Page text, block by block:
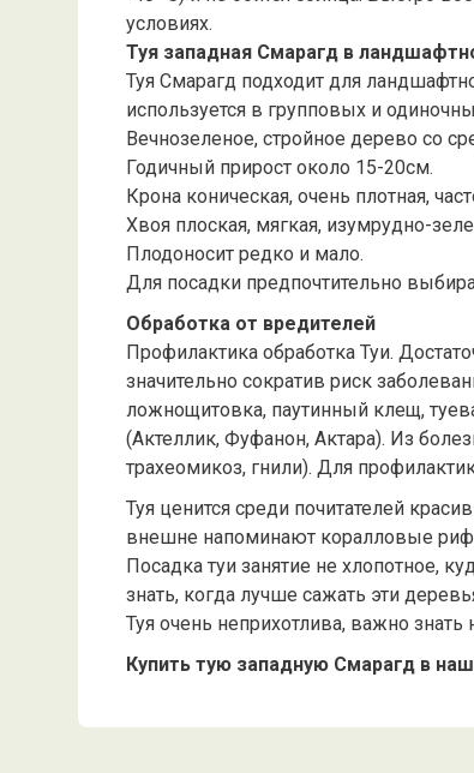
условиях.
Туя западная Смарагд в
Туя Смарагд подходит для
используется в групповых и
Вечнозеленое, стройное дерево со
Годичный прирост около 15-20см.
Крона коническая, очень плотная,
Хвоя плоская, мягкая, изумрудно-
Плодоносит редко и мало.
Для посадки предпочтительно
Обработка от вредителей
Профилактика обработка Туи.
значительно сократив риск
ложнощитовка, паутинный клещ,
(Актеллик, Фуфанон, Актара). Из
трахеомикоз, гнили). Для
Туя ценится среди почитателей
внешне напоминают коралловые
Посадка туи занятие не хлопотное,
знать, когда лучше сажать эти
Туя очень неприхотлива, важно
Купить тую западную Смарагд в